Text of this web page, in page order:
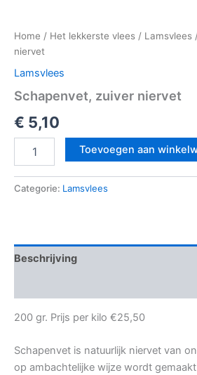
Home / Het lekkerste vlees / Lamsvlees
niervet
Lamsvlees
Schapenvet, zuiver niervet
€ 5,10
Toevoegen aan
Categorie: Lamsvlees
Beschrijving
200 gr. Prijs per kilo €25,50
Schapenvet is natuurlijk niervet van
op ambachtelijke wijze wordt